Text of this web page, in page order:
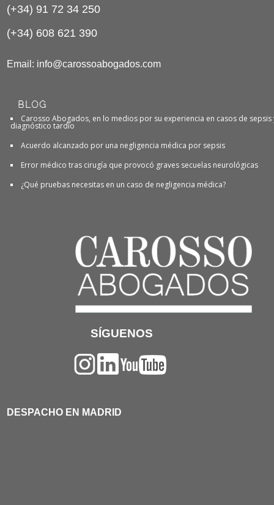
(+34) 91 72 34 250
(+34) 608 621 390
Email: info@carossoabogados.com
BLOG
Carosso Abogados, en lo medios por su experiencia en casos de sepsis
diagnóstico tardío
Acuerdo alcanzado por una negligencia médica por sepsis
Error médico tras cirugía que provocó graves secuelas neurológicas
¿Qué pruebas necesitas en un caso de negligencia médica?
SÍGUENOS
DESPACHO EN MADRID